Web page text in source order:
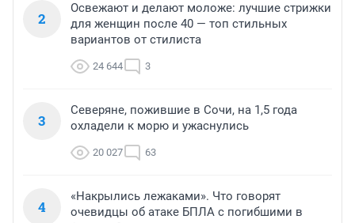
2
Освежают и делают моложе: лучшие стрижки
для женщин после 40 — топ стильных
вариантов от стилиста
24 644 3
3
Северяне, пожившие в Сочи, на 1,5 года
охладели к морю и ужаснулись
20 027 63
4
«Накрылись лежаками». Что говорят
очевидцы об атаке БПЛА с погибшими в